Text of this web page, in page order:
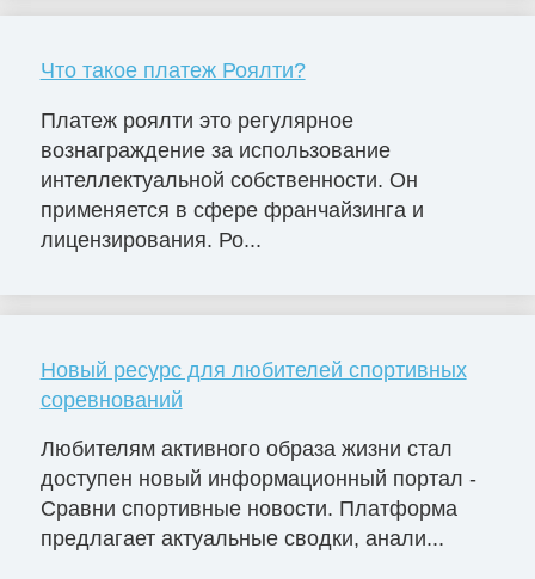
Что такое платеж Роялти?
Платеж роялти это регулярное
вознаграждение за использование
интеллектуальной собственности. Он
применяется в сфере франчайзинга и
лицензирования. Ро...
Новый ресурс для любителей спортивных
соревнований
Любителям активного образа жизни стал
доступен новый информационный портал -
Сравни спортивные новости. Платформа
предлагает актуальные сводки, анали...